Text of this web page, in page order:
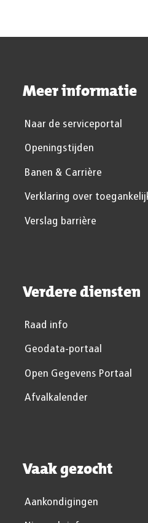
Meer informatie
Naar de serviceportal
Openingstijden
Banen & Carrière
Verklaring over
Verslag barrière
Verdere diensten
Raad info
Geodata-portaal
Open Gegevens Portaal
Afvalkalender
Vaak gezocht
Aankondigingen